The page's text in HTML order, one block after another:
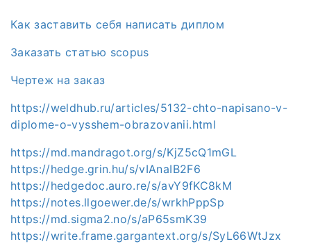
Как заставить себя написать диплом
Заказать статью scopus
Чертеж на заказ
https://weldhub.ru/articles/5132-chto-napisano-v-
diplome-o-vysshem-obrazovanii.html
https://md.mandragot.org/s/KjZ5cQ1mGL
https://hedge.grin.hu/s/vIAnaIB2F6
https://hedgedoc.auro.re/s/avY9fKC8kM
https://notes.llgoewer.de/s/wrkhPppSp
https://md.sigma2.no/s/aP65smK39
https://write.frame.gargantext.org/s/SyL66WtJzx